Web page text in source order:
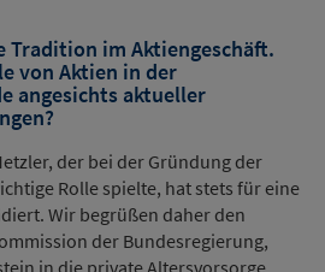
Tradition im Aktiengeschäft.
von Aktien in der
angesichts aktueller
der bei der Gründung der
Rolle spielte, hat stets für eine
Wir begrüßen daher den
der Bundesregierung,